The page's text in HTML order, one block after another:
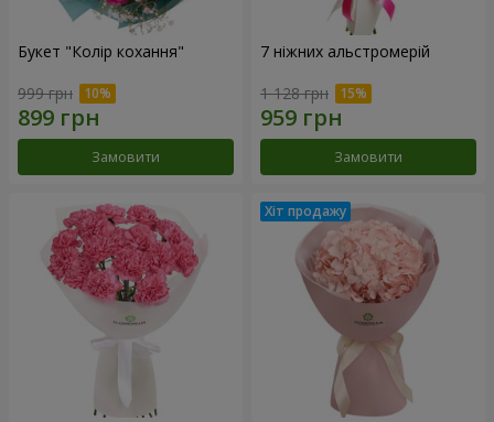
Букет "Колір кохання"
999 грн
Замовити
7 ніжних альстромерій
1 128 грн
Замовити